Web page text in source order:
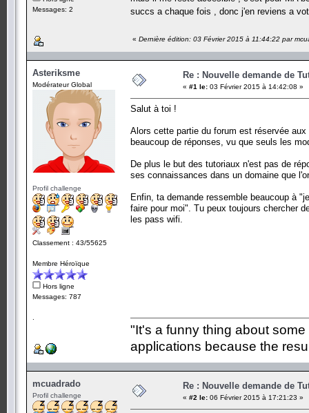
Messages: 2
succs a chaque fois , donc j'en reviens a
« Dernière édition: 03 Février 2015 à 11:44:22 par
Asteriksme
Modérateur Global
Profil challenge
Classement : 43/55625
Membre Héroïque
Hors ligne
Messages: 787
Re : Nouvelle demande de
« #1 le: 03 Février 2015 à 14:42:08 »
Salut à toi !
Alors cette partie du forum est réservée
beaucoup de réponses, vu que seuls les
De plus le but des tutoriaux n'est pas de
ses connaissances dans un domaine que
Enfin, ta demande ressemble beaucoup à
faire pour moi". Tu peux toujours chercher
les pass wifi.
"It's a funny thing about
applications because the
mcuadrado
Profil challenge
Re : Nouvelle demande de
« #2 le: 06 Février 2015 à 17:21:23 »